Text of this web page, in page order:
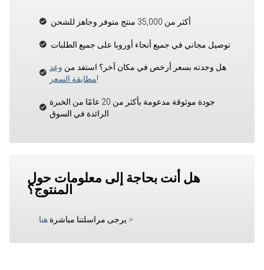
أكثر من 35,000 منتج متوفر وجاهز للشحن
توصيل مجاني في جميع أنحاء أوروبا على جميع الطلبات
هل وجدته بسعر أرخص في مكان آخر؟ استفد من وعد
مطابقة السعر!
جودة موثوقة مدعومة بأكثر من 20 عامًا من الخبرة
الرائدة في السوق
هل أنت بحاجة إلى معلومات حول
المنتوج؟
يرجى مراسلتنا مباشرة هنا >